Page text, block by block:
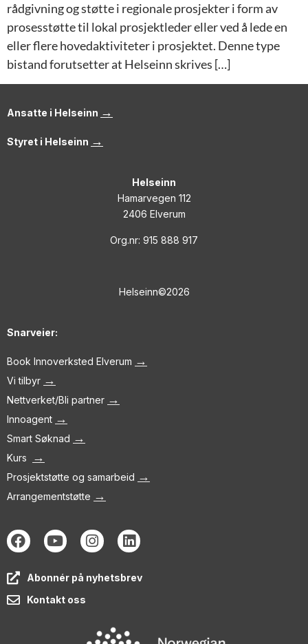
rådgivning og støtte i regionale prosjekter i form av
prosesstøtte til lokal prosjektleder eller ved å lede en
eller flere hovedaktiviteter i prosjektet. Denne type
bistand forutsetter at Helseinn skrives […]
Ansatte i Helseinn →
Styret i Helseinn →
Helseinn
Hamarvegen 112
2406 Elverum
Org.nr: 915 888 917
Helseinn©2026
Snarveier:
Book Innoverksted Elverum →
Vi tilbyr →
Nettverket/Bli partner →
Innoagent →
Smart Søknad →
Kurs →
Prosjektstøtte og samarbeid →
Arrangementstøtte →
Abonnér på nyhetsbrev
Kontakt oss